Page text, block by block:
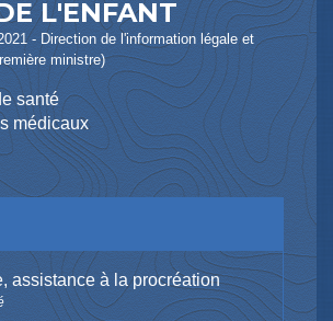
L'ENFANT
- Direction de l'information légale et
ministre)
santé
médicaux
assistance à la procréation